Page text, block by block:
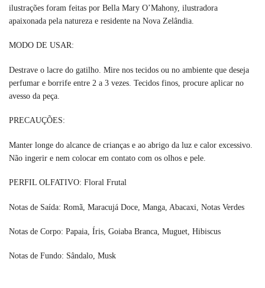
ilustrações foram feitas por Bella Mary O’Mahony, ilustradora
apaixonada pela natureza e residente na Nova Zelândia.
MODO DE USAR:
Destrave o lacre do gatilho. Mire nos tecidos ou no ambiente que deseja
perfumar e borrife entre 2 a 3 vezes. Tecidos finos, procure aplicar no
avesso da peça.
PRECAUÇÕES:
Manter longe do alcance de crianças e ao abrigo da luz e calor excessivo.
Não ingerir e nem colocar em contato com os olhos e pele.
PERFIL OLFATIVO: Floral Frutal
Notas de Saída: Romã, Maracujá Doce, Manga, Abacaxi, Notas Verdes
Notas de Corpo: Papaia, Íris, Goiaba Branca, Muguet, Hibiscus
Notas de Fundo: Sândalo, Musk